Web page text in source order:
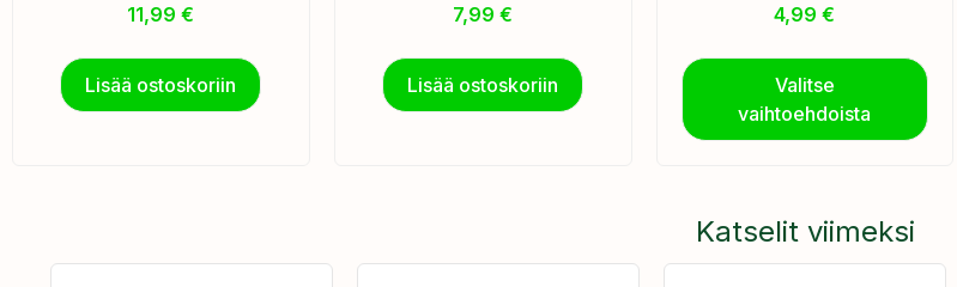
11,99€
Lisää ostoskoriin
7,99€
Lisää ostoskoriin
4,99€
Valitse
vaihtoehdoista
Katselit viimeksi